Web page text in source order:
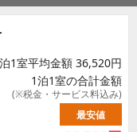
1室平均金額 36,520円
1泊1室の合計金額
(※税金・サービス料込み)
最安値